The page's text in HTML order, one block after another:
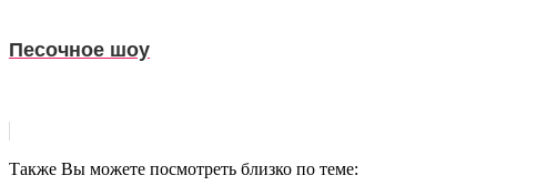
Песочное шоу
Также Вы можете посмотреть близко по теме: